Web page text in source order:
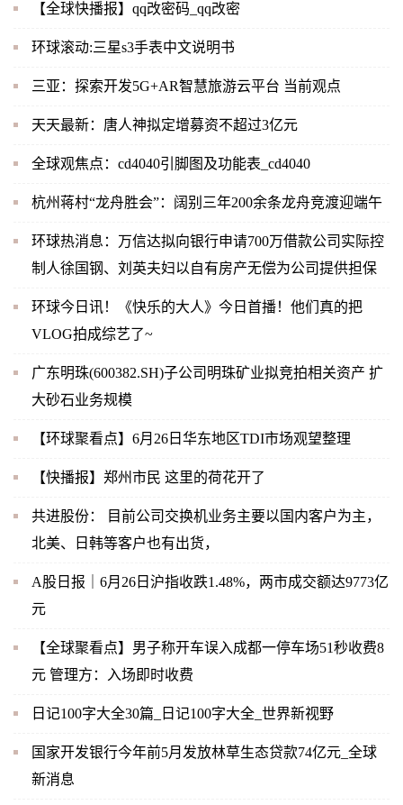
【全球快播报】qq改密码_qq改密
环球滚动:三星s3手表中文说明书
三亚：探索开发5G+AR智慧旅游云平台 当前观点
天天最新：唐人神拟定增募资不超过3亿元
全球观焦点：cd4040引脚图及功能表_cd4040
杭州蒋村“龙舟胜会”：阔别三年200余条龙舟竞渡迎端午
环球热消息：万信达拟向银行申请700万借款公司实际控
制人徐国钢、刘英夫妇以自有房产无偿为公司提供担保
环球今日讯！《快乐的大人》今日首播！他们真的把
VLOG拍成综艺了~
广东明珠(600382.SH)子公司明珠矿业拟竞拍相关资产 扩
大砂石业务规模
【环球聚看点】6月26日华东地区TDI市场观望整理
【快播报】郑州市民 这里的荷花开了
共进股份： 目前公司交换机业务主要以国内客户为主，
北美、日韩等客户也有出货，
A股日报｜6月26日沪指收跌1.48%，两市成交额达9773亿
元
【全球聚看点】男子称开车误入成都一停车场51秒收费8
元 管理方：入场即时收费
日记100字大全30篇_日记100字大全_世界新视野
国家开发银行今年前5月发放林草生态贷款74亿元_全球
新消息